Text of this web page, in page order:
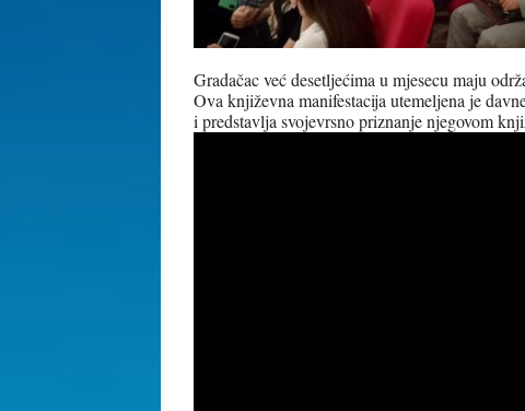
Gradačac već desetljećima u mjesecu maju
Ova književna manifestacija utemeljena je
i predstavlja svojevrsno priznanje njegovom